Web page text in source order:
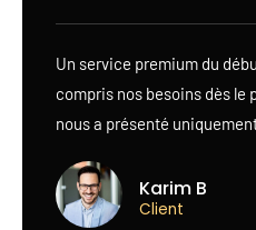
Un service premium du
compris nos besoins dès le
nous a présenté
Karim B
Client